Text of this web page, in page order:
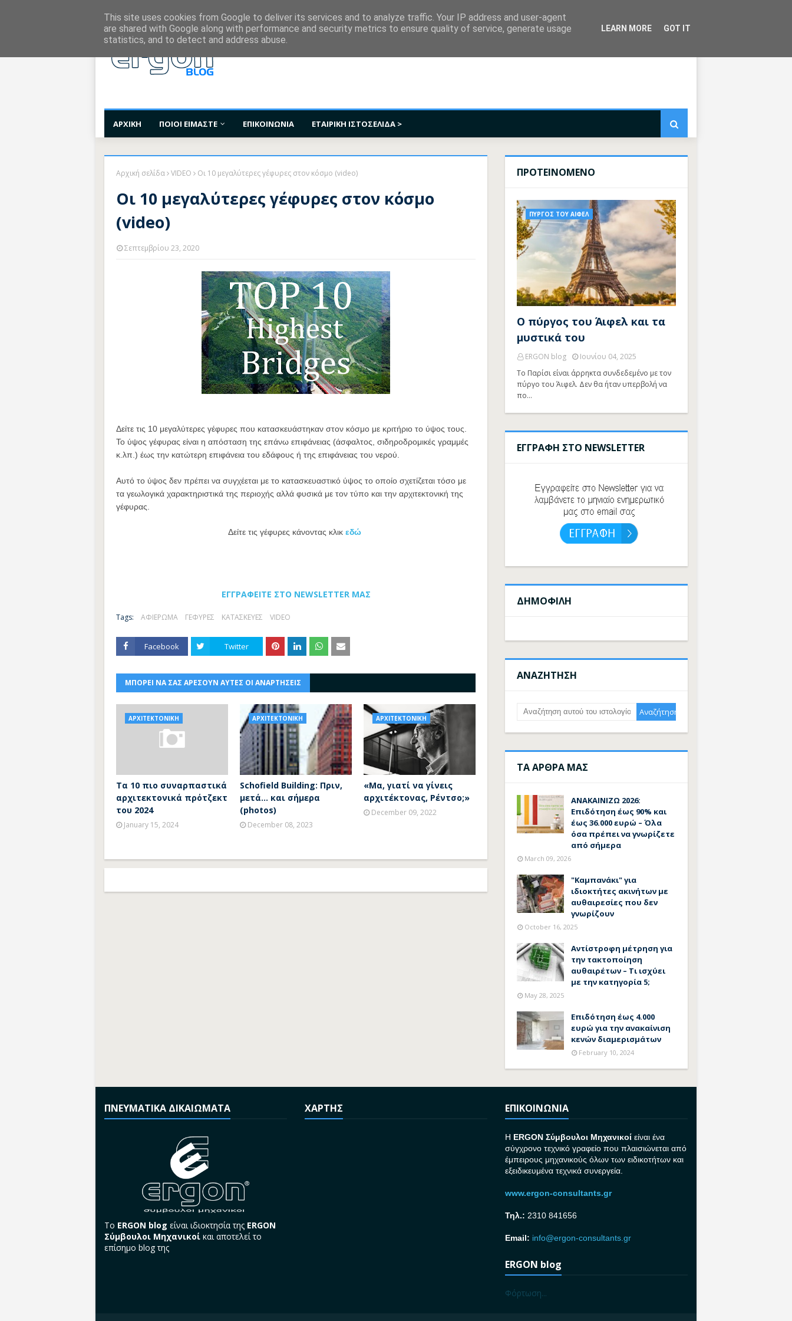
ΑΡΧΙΚΗ ΠΟΙΟΙ ΕΙΜΑΣΤΕ ΕΠΙΚΟΙΝΩΝΙΑ ΕΤΑΙΡΙΚΗ ΙΣΤΟΣΕΛΙΔΑ >
Αρχική σελίδα VIDEO Οι 10 μεγαλύτερες γέφυρες στον κόσμο (video)
Οι 10 μεγαλύτερες γέφυρες στον κόσμο
(video)
Σεπτεμβρίου 23, 2020
Δείτε τις 10 μεγαλύτερες γέφυρες που κατασκευάστηκαν στον κόσμο με κριτήριο το ύψος τους.
Το ύψος γέφυρας είναι η απόσταση της επάνω επιφάνειας (άσφαλτος, σιδηροδρομικές γραμμές
κ.λπ.) έως την κατώτερη επιφάνεια του εδάφους ή της επιφάνειας του νερού.
Αυτό το ύψος δεν πρέπει να συγχέεται με το κατασκευαστικό ύψος το οποίο σχετίζεται τόσο με
τα γεωλογικά χαρακτηριστικά της περιοχής αλλά φυσικά με τον τύπο και την αρχιτεκτονική της
γέφυρας.
Δείτε τις γέφυρες κάνοντας κλικ εδώ
ΕΓΓΡΑΦΕΙΤΕ ΣΤΟ NEWSLETTER ΜΑΣ
Tags: ΑΦΙΕΡΩΜΑ ΓΕΦΥΡΕΣ ΚΑΤΑΣΚΕΥΕΣ VIDEO
Facebook Twitter
ΜΠΟΡΕΙ ΝΑ ΣΑΣ ΑΡΕΣΟΥΝ ΑΥΤΕΣ ΟΙ ΑΝΑΡΤΗΣΕΙΣ
ΑΡΧΙΤΕΚΤΟΝΙΚΗ
Τα 10 πιο συναρπαστικά
αρχιτεκτονικά πρότζεκτ
του 2024
January 15, 2024
ΑΡΧΙΤΕΚΤΟΝΙΚΗ
Schofield Building: Πριν,
μετά... και σήμερα
(photos)
December 08, 2023
ΑΡΧΙΤΕΚΤΟΝΙΚΗ
«Μα, γιατί να γίνεις
αρχιτέκτονας, Ρέντσο;»
December 09, 2022
ΠΡΟΤΕΙΝΟΜΕΝΟ
ΠΥΡΓΟΣ ΤΟΥ ΑΙΦΕΛ
Ο πύργος του Άιφελ και τα
μυστικά του
ERGON blog
Ιουνίου 04, 2025
Το Παρίσι είναι άρρηκτα συνδεδεμένο με τον
πύργο του Άιφελ. Δεν θα ήταν υπερβολή να
πο…
ΕΓΓΡΑΦΗ ΣΤΟ NEWSLETTER
ΔΗΜΟΦΙΛΗ
ΑΝΑΖΗΤΗΣΗ
ΤΑ ΑΡΘΡΑ ΜΑΣ
ΑΝΑΚΑΙΝΙΖΩ 2026:
Επιδότηση έως 90% και
έως 36.000 ευρώ – Όλα
όσα πρέπει να γνωρίζετε
από σήμερα
March 09, 2026
"Καμπανάκι" για
ιδιοκτήτες ακινήτων με
αυθαιρεσίες που δεν
γνωρίζουν
October 16, 2025
Αντίστροφη μέτρηση για
την τακτοποίηση
αυθαιρέτων – Τι ισχύει
με την κατηγορία 5;
May 28, 2025
Επιδότηση έως 4.000
ευρώ για την ανακαίνιση
κενών διαμερισμάτων
February 10, 2024
ΠΝΕΥΜΑΤΙΚΑ ΔΙΚΑΙΩΜΑΤΑ
Το ERGON blog είναι ιδιοκτησία της ERGON
Σύμβουλοι Μηχανικοί και αποτελεί το
επίσημο blog της
ΧΑΡΤΗΣ ΕΠΙΚΟΙΝΩΝΙΑ
H ERGON Σύμβουλοι Μηχανικοί είναι ένα
σύγχρονο τεχνικό γραφείο που πλαισιώνεται από
έμπειρους μηχανικούς όλων των ειδικοτήτων και
εξειδικευμένα τεχνικά συνεργεία.
www.ergon-consultants.gr
Τηλ.: 2310 841656
Email: info@ergon-consultants.gr
ERGON blog
Φόρτωση...
This site uses cookies from Google to deliver its services and to analyze traffic. Your IP address and user-agent
are shared with Google along with performance and security metrics to ensure quality of service, generate usage
statistics, and to detect and address abuse.
LEARN MORE GOT IT